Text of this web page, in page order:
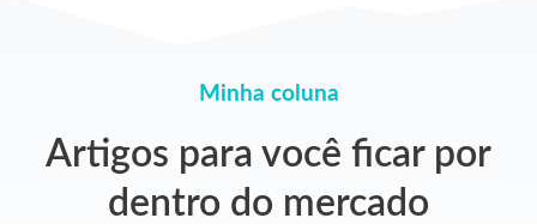
Minha coluna
Artigos para você ficar por
dentro do mercado